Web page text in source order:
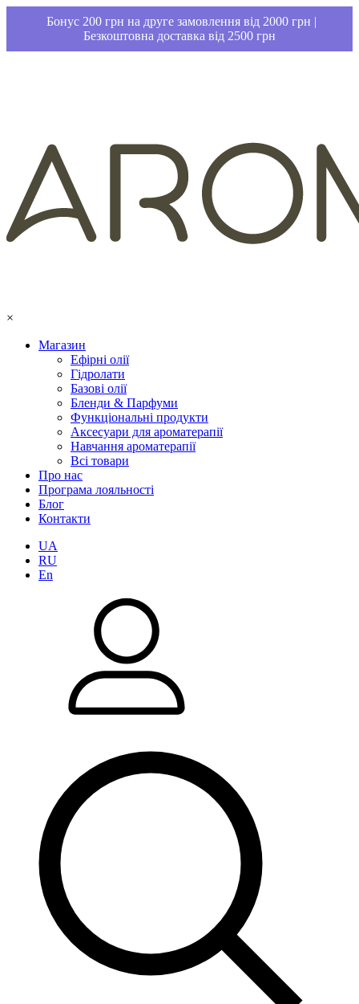
Бонус 200 грн на друге замовлення від 2000 грн |
Безкоштовна доставка від 2500 грн
×
Магазин
Ефірні олії
Гідролати
Базові олії
Бленди & Парфуми
Функціональні продукти
Аксесуари для ароматерапії
Навчання ароматерапії
Всі товари
Про нас
Програма лояльності
Блог
Контакти
UA
RU
En